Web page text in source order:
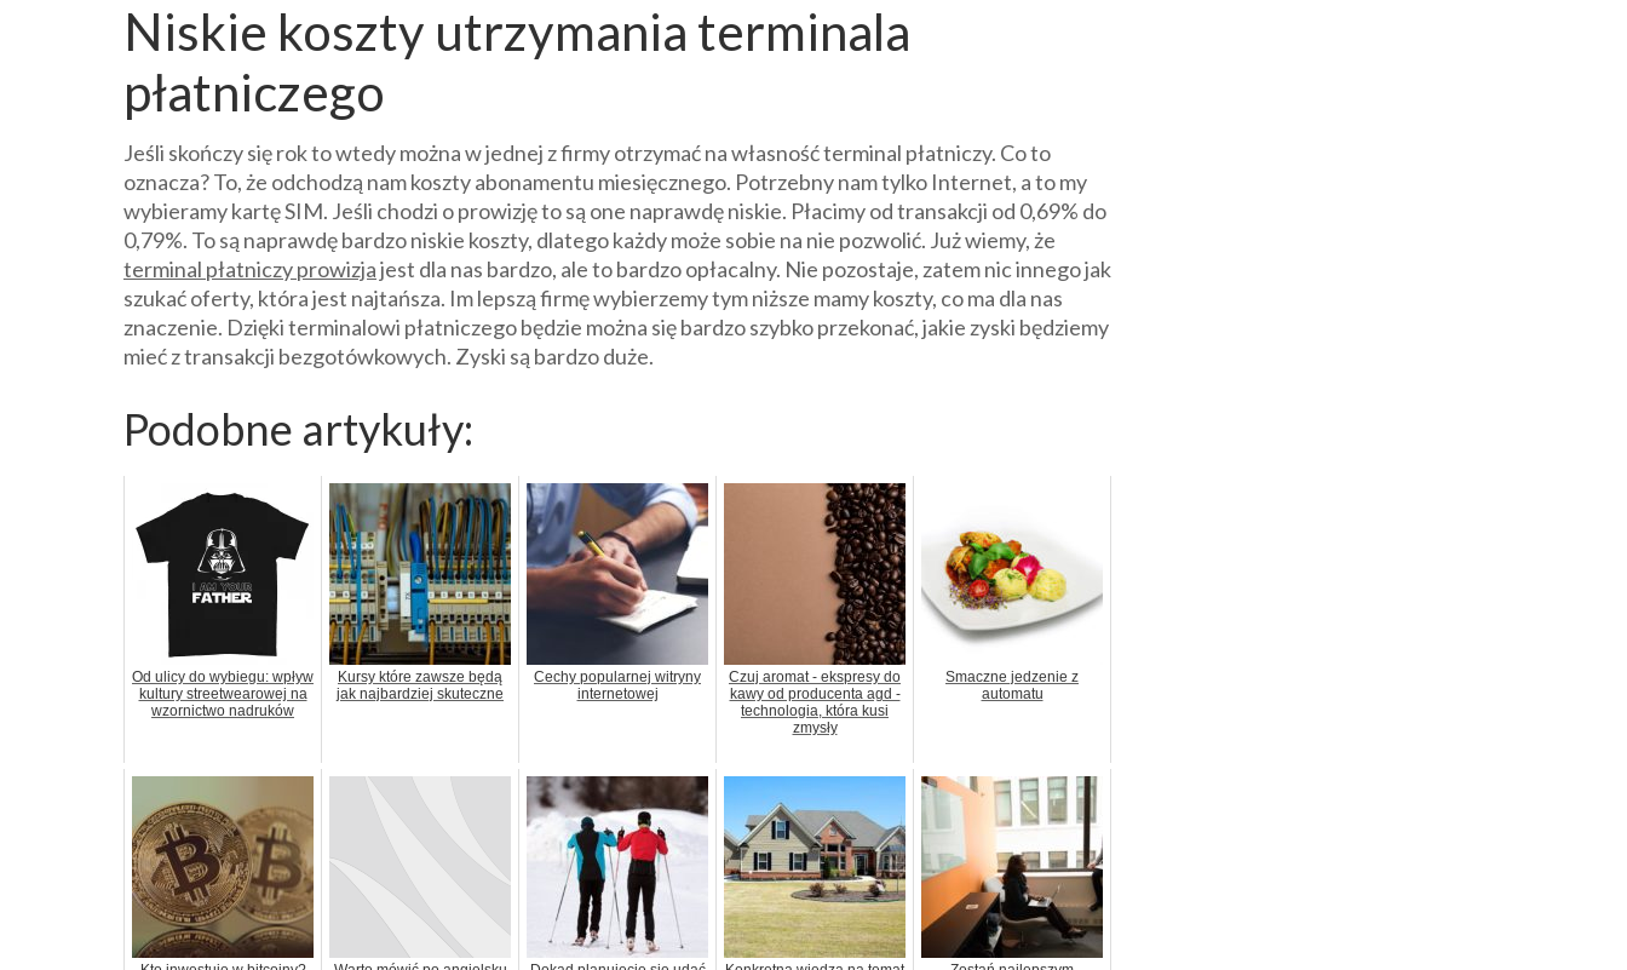
Niskie koszty utrzymania terminala
płatniczego
Jeśli skończy się rok to wtedy można w jednej z firmy otrzymać na własność terminal płatniczy. Co to
oznacza? To, że odchodzą nam koszty abonamentu miesięcznego. Potrzebny nam tylko Internet, a to my
wybieramy kartę SIM. Jeśli chodzi o prowizję to są one naprawdę niskie. Płacimy od transakcji od 0,69% do
0,79%. To są naprawdę bardzo niskie koszty, dlatego każdy może sobie na nie pozwolić. Już wiemy, że
terminal płatniczy prowizjajest dla nas bardzo, ale to bardzo opłacalny. Nie pozostaje, zatem nic innego jak
szukać oferty, która jest najtańsza. Im lepszą firmę wybierzemy tym niższe mamy koszty, co ma dla nas
znaczenie. Dzięki terminalowi płatniczego będzie można się bardzo szybko przekonać, jakie zyski będziemy
mieć z transakcji bezgotówkowych. Zyski są bardzo duże.
Podobne artykuły:
Od ulicy do wybiegu: wpływ
kultury streetwearowej na
wzornictwo nadruków
Kursy które zawsze będą
jak najbardziej skuteczne
Cechy popularnej witryny
internetowej
Czuj aromat - ekspresy do
kawy od producenta agd -
technologia, która kusi
zmysły
Smaczne jedzenie z
automatu